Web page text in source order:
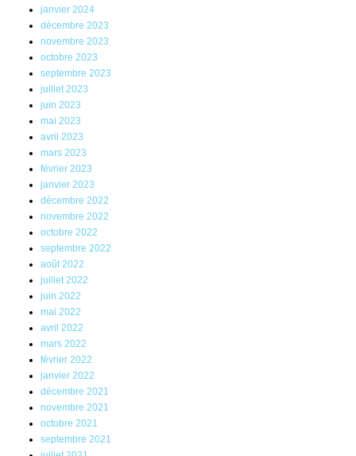
janvier 2024
décembre 2023
novembre 2023
octobre 2023
septembre 2023
juillet 2023
juin 2023
mai 2023
avril 2023
mars 2023
février 2023
janvier 2023
décembre 2022
novembre 2022
octobre 2022
septembre 2022
août 2022
juillet 2022
juin 2022
mai 2022
avril 2022
mars 2022
février 2022
janvier 2022
décembre 2021
novembre 2021
octobre 2021
septembre 2021